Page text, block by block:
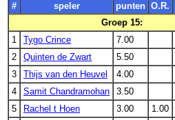
#
speler punten O.R.
Groep 15:
1
Tygo Crince 7.00
2
Quinten de Zwart 5.50
3
Thijs van den Heuvel 4.00
4
Samit Chandramohan 3.50
5
Rachel t Hoen 3.00 1.00